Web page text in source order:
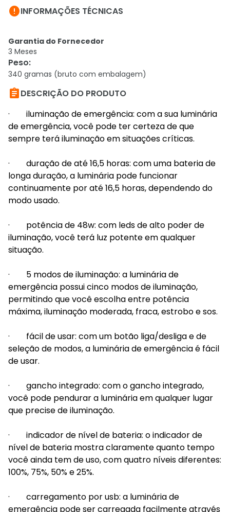
INFORMAÇÕES TÉCNICAS
Garantia do Fornecedor
3 Meses
Peso:
340 gramas (bruto com embalagem)
DESCRIÇÃO DO PRODUTO
· iluminação de emergência: com a sua luminária
de emergência, você pode ter certeza de que
sempre terá iluminação em situações críticas.
· duração de até 16,5 horas: com uma bateria de
longa duração, a luminária pode funcionar
continuamente por até 16,5 horas, dependendo do
modo usado.
· potência de 48w: com leds de alto poder de
iluminação, você terá luz potente em qualquer
situação.
· 5 modos de iluminação: a luminária de
emergência possui cinco modos de iluminação,
permitindo que você escolha entre potência
máxima, iluminação moderada, fraca, estrobo e sos.
· fácil de usar: com um botão liga/desliga e de
seleção de modos, a luminária de emergência é fácil
de usar.
· gancho integrado: com o gancho integrado,
você pode pendurar a luminária em qualquer lugar
que precise de iluminação.
· indicador de nível de bateria: o indicador de
nível de bateria mostra claramente quanto tempo
você ainda tem de uso, com quatro níveis diferentes:
100%, 75%, 50% e 25%.
· carregamento por usb: a luminária de
emergência pode ser carregada facilmente através